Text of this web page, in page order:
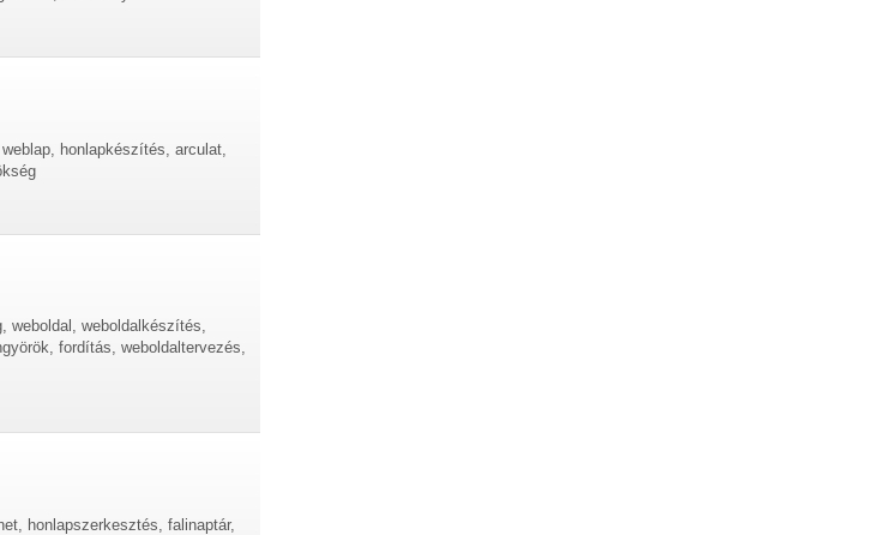
honlapkészítés, arculat,
weboldal, weboldalkészítés,
fordítás, weboldaltervezés,
honlapszerkesztés, falinaptár,